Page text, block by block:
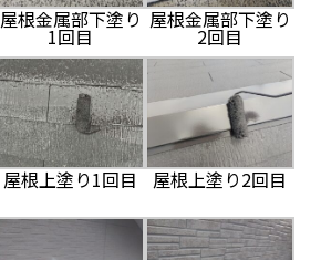
屋根金属部下塗り
1回目
屋根金属部下塗り
2回目
屋根上塗り1回目 屋根上塗り2回目